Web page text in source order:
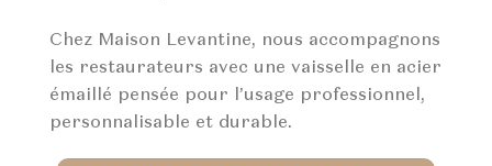
Chez Maison Levantine, nous accompagnons
les restaurateurs avec une vaisselle en acier
émaillé pensée pour l’usage professionnel,
personnalisable et durable.